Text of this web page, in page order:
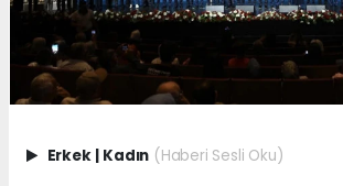
Erkek | Kadın (Haberi Sesli Oku)